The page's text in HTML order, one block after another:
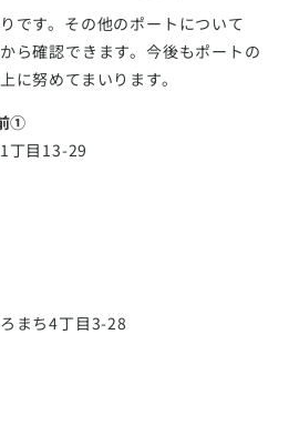
です。その他のポートについて
ら確認できます。今後もポートの
に努めてまいります。
①
丁目13-29
まち4丁目3-28